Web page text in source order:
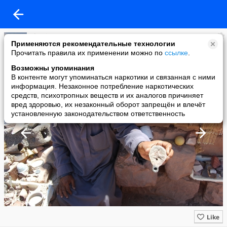
Применяются рекомендательные технологии
Прочитать правила их применении можно по ссылке
Возможны упоминания
В контенте могут упоминаться наркотики и связанная с ними
информация. Незаконное потребление наркотических
средств, психотропных веществ и их аналогов причиняет
вред здоровью, их незаконный оборот запрещён и влечёт
установленную законодательством ответственность
Shanin.Ru Путешествия - для взрослых!
added a photo
18 Jul в 11:55
Like